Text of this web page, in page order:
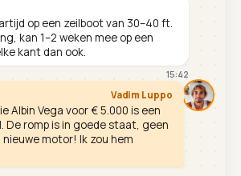
op een zeilboot van 30–40 ft.
kan 1–2 weken mee op een
kant dan ook.
15:42
Vadim Luppo
Albin Vega voor € 5.000 is een
De romp is in goede staat, geen
motor! Ik zou hem